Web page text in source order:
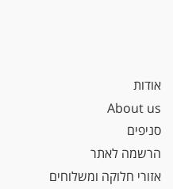
אודות
About us
סניפים
הרשמה לאתר
אזורי חלוקה ומשלוחים